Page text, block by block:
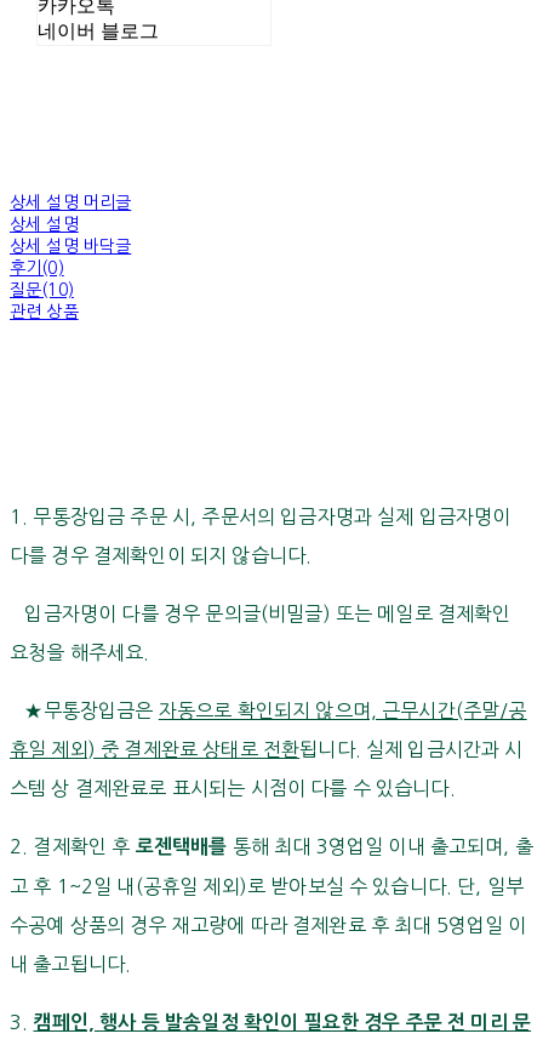
카카오톡
네이버 블로그
상세 설명 머리글
상세 설명
상세 설명 바닥글
후기(0)
질문(10)
관련 상품
1. 무통장입금 주문 시, 주문서의 입금자명과 실제 입금자명이
다를 경우 결제확인이 되지 않습니다.
입금자명이 다를 경우 문의글(비밀글) 또는 메일로 결제확인
요청을 해주세요.
★무통장입금은 자동으로 확인되지 않으며, 근무시간(주말/공
휴일 제외) 중 결제완료 상태로 전환됩니다. 실제 입금시간과 시
스템 상 결제완료로 표시되는 시점이 다를 수 있습니다.
2. 결제확인 후 로젠택배를 통해 최대 3영업일 이내 출고되며, 출
고 후 1~2일 내(공휴일 제외)로 받아보실 수 있습니다. 단, 일부
수공예 상품의 경우 재고량에 따라 결제완료 후 최대 5영업일 이
내 출고됩니다.
3. 캠페인, 행사 등 발송일정 확인이 필요한 경우 주문 전 미리 문